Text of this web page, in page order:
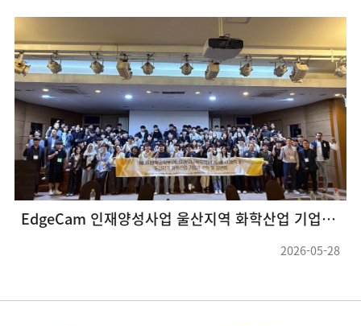
EdgeCam 인재양성사업 울산지역 화학산업 기업체 견학 및 강연회(26.05.22 ~ 26.05.23) (3)
2026-05-28